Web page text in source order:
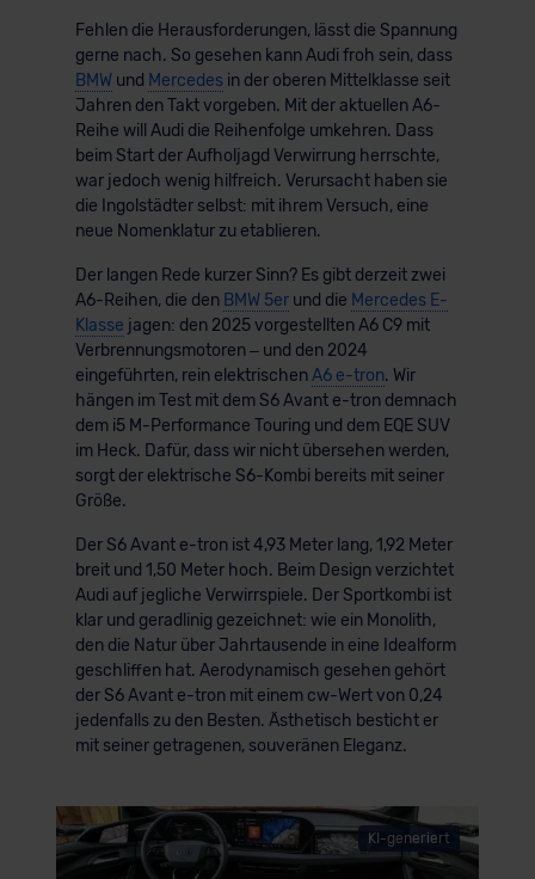
Fehlen die Herausforderungen, lässt die Spannung
gerne nach. So gesehen kann Audi froh sein, dass
BMWund Mercedesin der oberen Mittelklasse seit
Jahren den Takt vorgeben. Mit der aktuellen A6-
Reihe will Audi die Reihenfolge umkehren. Dass
beim Start der Aufholjagd Verwirrung herrschte,
war jedoch wenig hilfreich. Verursacht haben sie
die Ingolstädter selbst: mit ihrem Versuch, eine
neue Nomenklatur zu etablieren.
Der langen Rede kurzer Sinn? Es gibt derzeit zwei
A6-Reihen, die den BMW 5erund die Mercedes E-
Klasse jagen: den 2025 vorgestellten A6 C9 mit
Verbrennungsmotoren – und den 2024
eingeführten, rein elektrischenA6 e-tron. Wir
hängen im Test mit dem S6 Avant e-tron demnach
dem i5 M-Performance Touring und dem EQE SUV
im Heck. Dafür, dass wir nicht übersehen werden,
sorgt der elektrische S6-Kombi bereits mit seiner
Größe.
Der S6 Avant e-tron ist 4,93 Meter lang, 1,92 Meter
breit und 1,50 Meter hoch. Beim Design verzichtet
Audi auf jegliche Verwirrspiele. Der Sportkombi ist
klar und geradlinig gezeichnet: wie ein Monolith,
den die Natur über Jahrtausende in eine Idealform
geschliffen hat. Aerodynamisch gesehen gehört
der S6 Avant e-tron mit einem cw-Wert von 0,24
jedenfalls zu den Besten. Ästhetisch besticht er
mit seiner getragenen, souveränen Eleganz.
KI-generiert